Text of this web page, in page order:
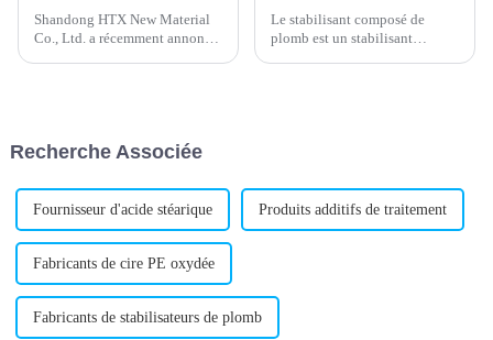
Shandong HTX New Material
Co., Ltd. a récemment annoncé
Le stabilisant composé de
plomb est un stabilisant
Recherche Associée
Fournisseur d'acide stéarique Produits additifs de traitement
Fabricants de cire PE oxydée
Fabricants de stabilisateurs de plomb